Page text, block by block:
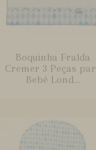
Boquinha Fralda
Cremer 3 Peças
Bebê Lond...